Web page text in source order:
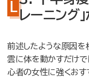
レーニング
前述したような原因を
雲に体を動かすだけで
心者の女性に強くおす